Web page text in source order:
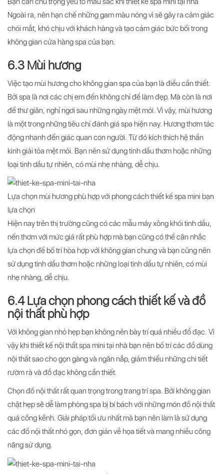
Ngoài ra, nên hạn chế những gam màu nóng vì sẽ gây ra cảm giác
chói mắt, khó chịu với khách hàng và tạo cảm giác bức bối trong
không gian cửa hàng spa của bạn.
6.3 Mùi hương
Việc tạo mùi hương cho không gian spa của bạn là điều cần thiết.
Bởi spa là nơi các chị em đến không chỉ để làm đẹp. Mà còn là nơi
để thư giãn, nghỉ ngơi sau những ngày mệt mỏi. Vì vậy, mùi hương
là một trong những tiêu chí đánh giá spa hiện nay. Hương thơm tác
động nhanh đến giác quan con người. Từ đó kích thích hệ thần
kinh giải tỏa mệt mỏi. Bạn nên sử dụng tinh dầu thơm hoặc những
loại tinh dầu tự nhiên, có mùi nhẹ nhàng, dễ chịu.
Lựa chọn mùi hương phù hợp với phong cách thiết kế spa mini bạn
lựa chọn
Hiện nay trên thị trường cũng có các mẫu máy xông khói tinh dầu,
nến thơm với mức giá rất phù hợp mà bạn cũng có thể cân nhắc
lựa chọn để bố trí hòa hợp với không gian chung và bạn cũng nên
sử dụng tinh dầu thơm hoặc những loại tinh dầu tự nhiên, có mùi
nhẹ nhàng, dễ chịu.
6.4 Lựa chọn phong cách thiết kế và đồ
nội thất phù hợp
Với không gian nhỏ hẹp bạn không nên bày trí quá nhiều đồ đạc. Vì
vậy khi thiết kế nội thất spa mini tại nhà bạn nên bố trí các đồ dùng
nội thất sao cho gọn gàng và ngăn nắp, giảm thiểu những chi tiết
rườm rà và đồ đạc không cần thiết.
Chọn đồ nội thất rất quan trọng trong trang trí spa. Bởi không gian
chật hẹp sẽ dễ làm phòng spa bị bí bách với những món đồ nội thất
quá cồng kềnh. Giải pháp tối ưu nhất mà bạn nên làm là sử dụng
các đồ nội thất nhỏ gọn, đơn giản về họa tiết và mang nhiều công
năng sử dụng.